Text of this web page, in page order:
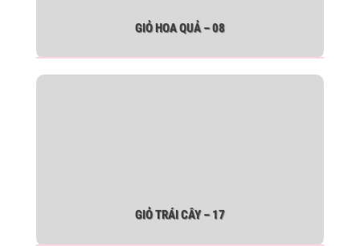
GIỎ HOA QUẢ – 08
GIỎ TRÁI CÂY – 17